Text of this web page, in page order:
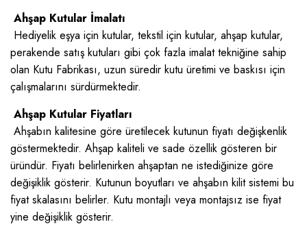
Ahşap Kutular İmalatı
Hediyelik eşya için kutular, tekstil için kutular, ahşap kutular,
perakende satış kutuları gibi çok fazla imalat tekniğine sahip
olan Kutu Fabrikası, uzun süredir kutu üretimi ve baskısı için
çalışmalarını sürdürmektedir.
Ahşap Kutular Fiyatları
Ahşabın kalitesine göre üretilecek kutunun fiyatı değişkenlik
göstermektedir. Ahşap kaliteli ve sade özellik gösteren bir
üründür. Fiyatı belirlenirken ahşaptan ne istediğinize göre
değişiklik gösterir. Kutunun boyutları ve ahşabın kilit sistemi bu
fiyat skalasını belirler. Kutu montajlı veya montajsız ise fiyat
yine değişiklik gösterir.